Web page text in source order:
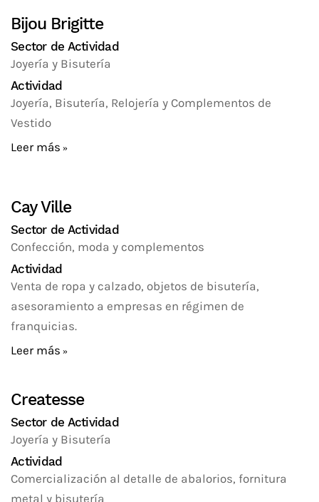
Bijou Brigitte
Sector de Actividad
Joyería y Bisutería
Actividad
Joyería, Bisutería, Relojería y Complementos de
Vestido
Leer más
Cay Ville
Sector de Actividad
Confección, moda y complementos
Actividad
Venta de ropa y calzado, objetos de bisutería,
asesoramiento a empresas en régimen de
franquicias.
Leer más
Createsse
Sector de Actividad
Joyería y Bisutería
Actividad
Comercialización al detalle de abalorios, fornitura
metal y bisutería